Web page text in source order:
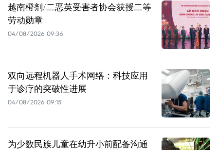
越南橙剂/二恶英受害者协会获授二等
劳动勋章
04/08/2026 09:36
双向远程机器人手术网络：科技应用
于诊疗的突破性进展
04/08/2026 09:15
为少数民族儿童在幼升小前配备沟通